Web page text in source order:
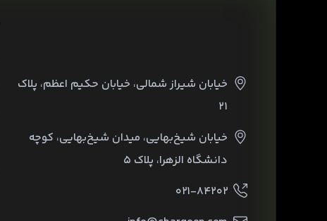
خیابان شیراز شمالی، خیابان حکیم اعظم، پلاک
۲۱
خیابان شیخ‌بهایی، میدان شیخ‌بهایی، کوچه
دانشگاه الزهرا، پلاک ۵
۰۲۱-۸۴۲۰۲